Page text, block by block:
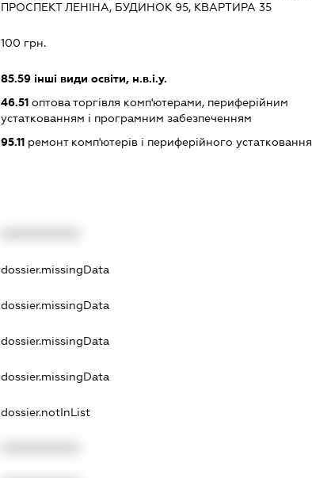
ПРОСПЕКТ ЛЕНІНА, БУДИНОК 95, КВАРТИРА 35
100 грн.
85.59 інші види освіти, н.в.і.у.
46.51 оптова торгівля комп'ютерами, периферійним
устаткованням і програмним забезпеченням
95.11 ремонт комп'ютерів і периферійного устатковання
dossier.missingData
dossier.missingData
dossier.missingData
dossier.missingData
dossier.notInList